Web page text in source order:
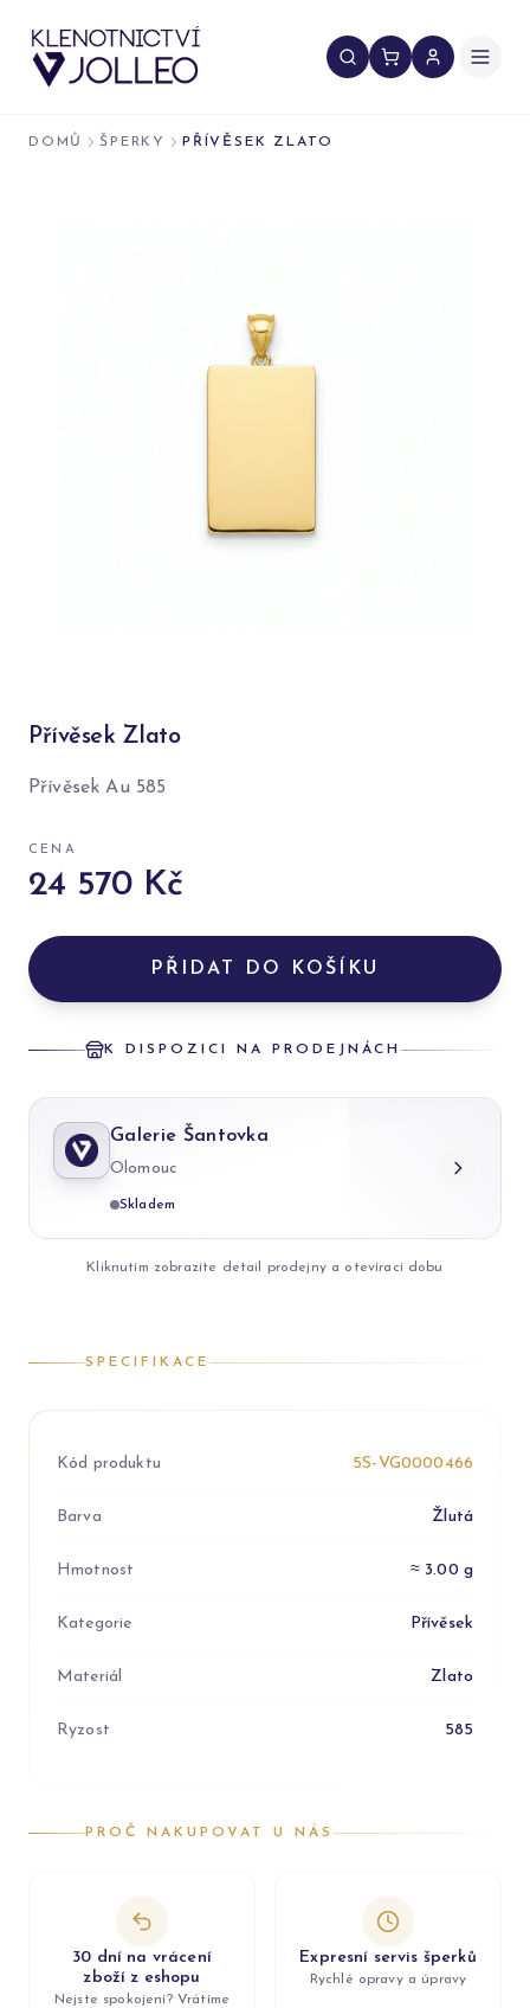
DOMŮ ŠPERKY PŘÍVĚSEK ZLATO
Přívěsek Zlato
Přívěsek Au 585
CENA
24 570 Kč
PŘIDAT DO KOŠÍKU
K DISPOZICI NA PRODEJNÁCH
Galerie Šantovka
Olomouc
Skladem
Kliknutím zobrazíte detail prodejny a otevírací dobu
SPECIFIKACE
Kód produktu 5S-VG0000466
Barva Žlutá
Hmotnost ≈ 3.00 g
Kategorie Přívěsek
Materiál Zlato
Ryzost 585
PROČ NAKUPOVAT U NÁS
30 dní na vrácení
zboží z eshopu
Nejste spokojeni? Vrátíme
Expresní servis šperků
Rychlé opravy a úpravy